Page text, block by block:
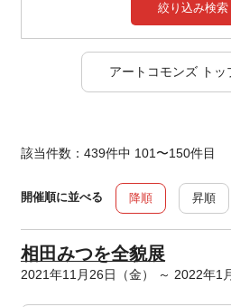
絞り込み検索
アートコモンズ トッ
該当件数：439件中 101〜150件目
開催順に並べる 降順 昇順
相田みつを全貌展
2021年11月26日（金） ～ 2022年1